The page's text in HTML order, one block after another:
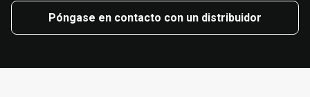
Póngase en contacto con un distribuidor